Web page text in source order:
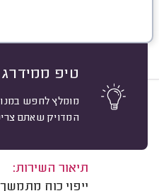
טיפ ממידרג
מומלץ לחפש
המדויק שאתם
י. מ. נתניה.
אשרור: 07/08/2026
תיאור השירות:
ייפוי כוח מתמשך
10